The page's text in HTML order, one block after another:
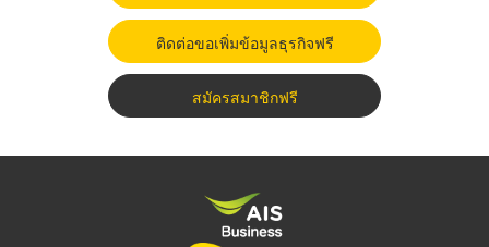
ติดต่อขอเพิ่มข้อมูลธุรกิจฟรี
สมัครสมาชิกฟรี